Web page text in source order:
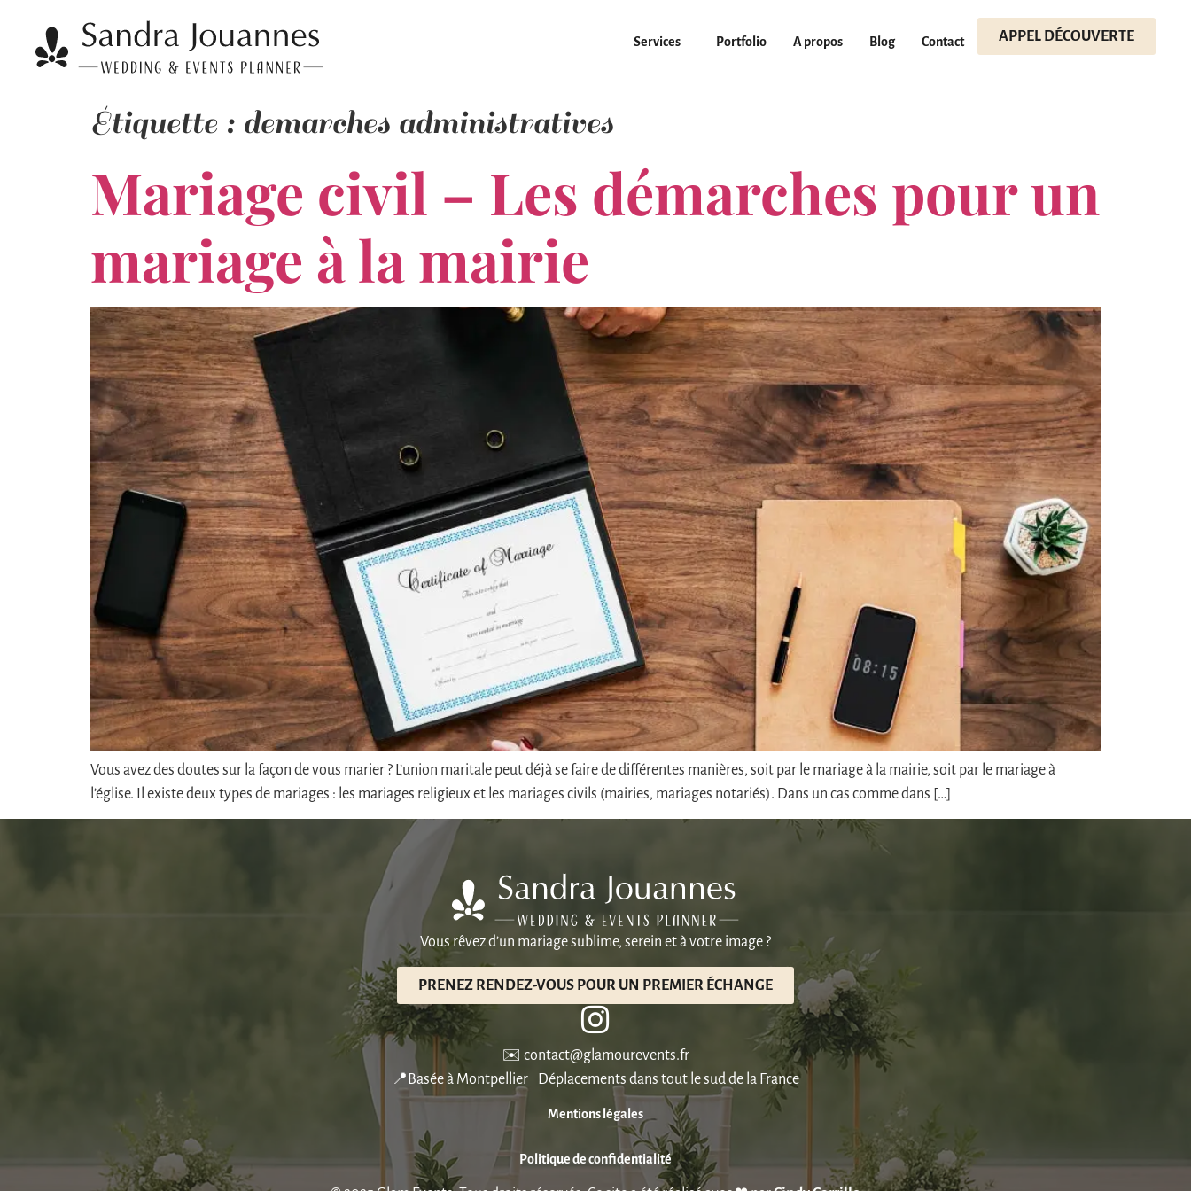
Services Portfolio A propos Blog Contact APPEL DÉCOUVERTE
Étiquette : demarches administratives
Mariage civil – Les démarches pour un
mariage à la mairie
Vous avez des doutes sur la façon de vous marier ? L’union maritale peut déjà se faire de différentes manières, soit par le mariage à la mairie, soit par le mariage à
l’église. Il existe deux types de mariages : les mariages religieux et les mariages civils (mairies, mariages notariés). Dans un cas comme dans […]
Vous rêvez d’un mariage sublime, serein et à votre image ?
PRENEZ RENDEZ-VOUS POUR UN PREMIER ÉCHANGE
✉️ contact@glamourevents.fr
📍Basée à Montpellier Déplacements dans tout le sud de la France
Mentions légales
Politique de confidentialité